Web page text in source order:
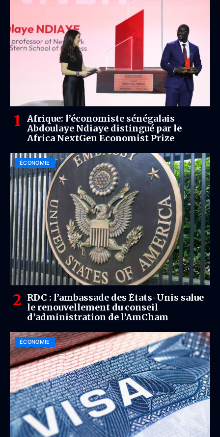
Afrique: l’économiste sénégalais
Abdoulaye Ndiaye distingué par le
Africa NextGen Economist Prize
ÉCONOMIE
RDC : l’ambassade des États-Unis salue
le renouvellement du conseil
d’administration de l’AmCham
ÉCONOMIE